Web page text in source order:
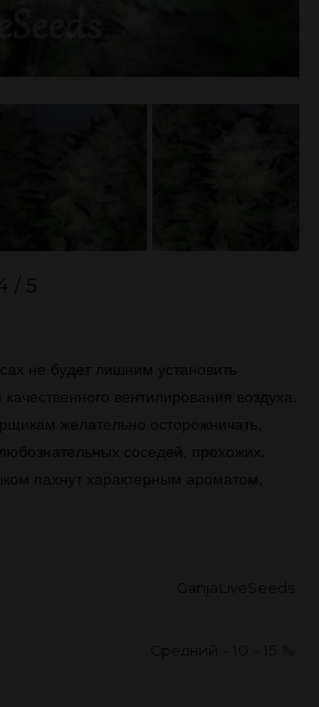
/ 5
не будет лишним установить
вентилирования воздуха.
желательно осторожничать,
соседей, прохожих.
пахнут характерным ароматом,